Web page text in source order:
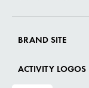
BRAND SITE
ACTIVITY LOGOS